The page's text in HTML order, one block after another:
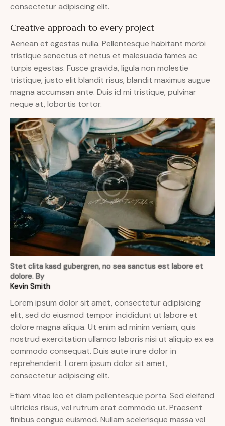
consectetur adipiscing elit.
Creative approach to every project
Aenean et egestas nulla. Pellentesque habitant morbi
tristique senectus et netus et malesuada fames ac
turpis egestas. Fusce gravida, ligula non molestie
tristique, justo elit blandit risus, blandit maximus augue
magna accumsan ante. Duis id mi tristique, pulvinar
neque at, lobortis tortor.
Stet clita kasd gubergren, no sea sanctus est labore et
dolore. By
Kevin Smith
Lorem ipsum dolor sit amet, consectetur adipisicing
elit, sed do eiusmod tempor incididunt ut labore et
dolore magna aliqua. Ut enim ad minim veniam, quis
nostrud exercitation ullamco laboris nisi ut aliquip ex ea
commodo consequat. Duis aute irure dolor in
reprehenderit. Lorem ipsum dolor sit amet,
consectetur adipiscing elit.
Etiam vitae leo et diam pellentesque porta. Sed eleifend
ultricies risus, vel rutrum erat commodo ut. Praesent
finibus congue euismod. Nullam scelerisque massa vel